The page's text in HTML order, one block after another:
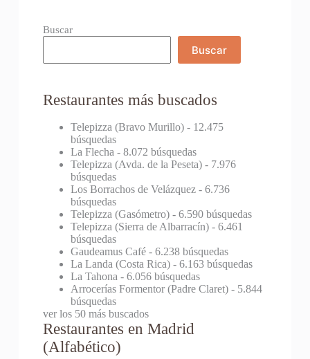
Buscar
Buscar
Restaurantes más buscados
Telepizza (Bravo Murillo)- 12.475
búsquedas
La Flecha - 8.072 búsquedas
Telepizza (Avda. de la Peseta)- 7.976
búsquedas
Los Borrachos de Velázquez- 6.736
búsquedas
Telepizza (Gasómetro)- 6.590 búsquedas
Telepizza (Sierra de Albarracín)- 6.461
búsquedas
Gaudeamus Café- 6.238 búsquedas
La Landa (Costa Rica)- 6.163 búsquedas
La Tahona - 6.056 búsquedas
Arrocerías Formentor (Padre Claret)- 5.844
búsquedas
ver los 50 más buscados
Restaurantes en Madrid
(Alfabético)